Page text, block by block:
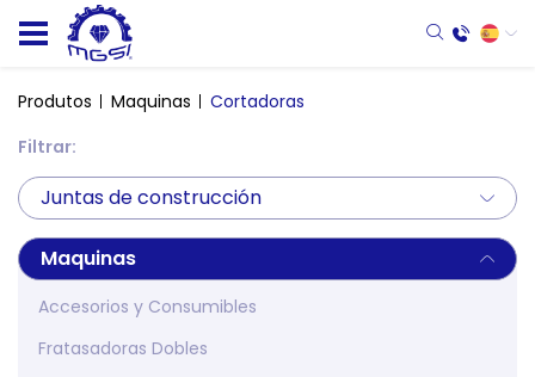
Produtos Maquinas
Cortadoras
Filtrar:
Juntas de construcción
Maquinas
Accesorios y Consumibles
Fratasadoras Dobles